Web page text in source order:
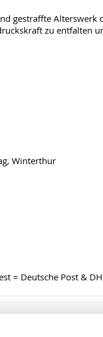
gestraffte Alterswerk
zu entfalten
Winterthur
= Deutsche Post &